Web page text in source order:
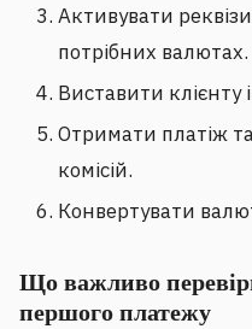
Активувати
потрібних валютах.
Виставити клієнту
Отримати платіж
комісій.
Конвертувати
Що важливо
першого платежу